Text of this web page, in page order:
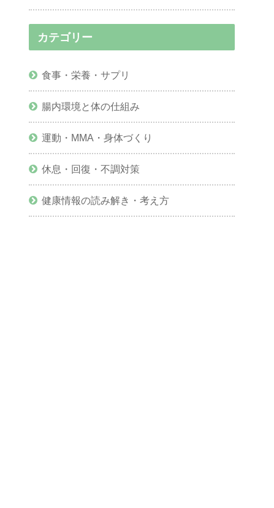
カテゴリー
食事・栄養・サプリ
腸内環境と体の仕組み
運動・MMA・身体づくり
休息・回復・不調対策
健康情報の読み解き・考え方